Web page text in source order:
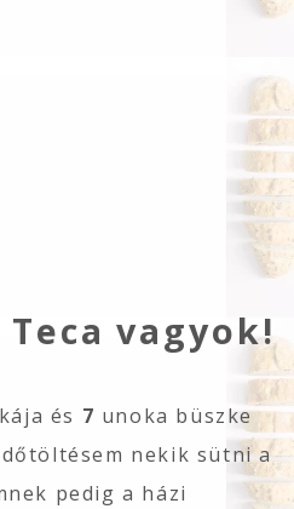
vagyok!
és 7 unoka büszke
nekik sütni a
pedig a házi